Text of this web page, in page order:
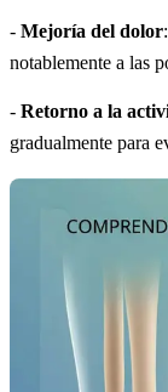
- Mejoría del dolor
notablemente a las
- Retorno a la
gradualmente para